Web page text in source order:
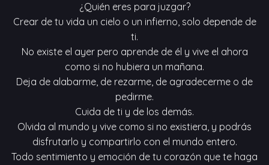
¿Quién eres para juzgar?
Crear de tu vida un cielo o un infierno, solo depende de
ti.
No existe el ayer pero aprende de él y vive el ahora
como si no hubiera un mañana.
Deja de alabarme, de rezarme, de agradecerme o de
pedirme.
Cuida de ti y de los demás.
Olvida al mundo y vive como si no existiera, y podrás
disfrutarlo y compartirlo con el mundo entero.
Todo sentimiento y emoción de tu corazón que te haga